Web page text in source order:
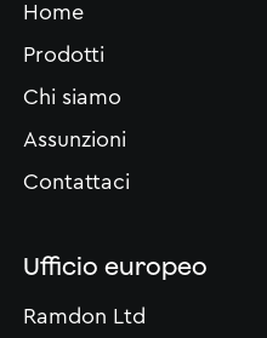
Home
Prodotti
Chi siamo
Assunzioni
Contattaci
Ufficio europeo
Ramdon Ltd